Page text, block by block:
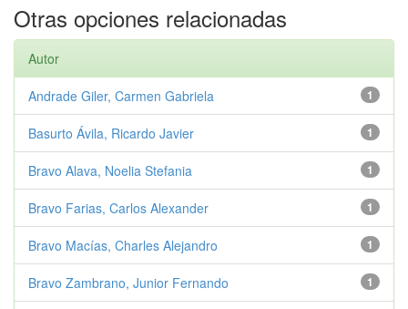
Otras opciones relacionadas
Autor
1
Andrade Giler, Carmen Gabriela
1
Basurto Ávila, Ricardo Javier
1
Bravo Alava, Noelia Stefania
1
Bravo Farias, Carlos Alexander
1
Bravo Macías, Charles Alejandro
1
Bravo Zambrano, Junior Fernando